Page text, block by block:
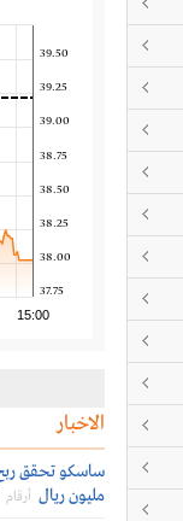
15:00
37.75
38.00
38.25
38.50
38.75
39.00
39.25
39.50
الاخبار
مليون ريال أرقام